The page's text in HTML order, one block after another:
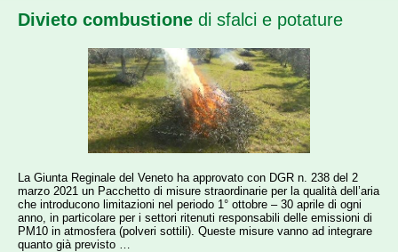
Divieto combustione di sfalci e potature
La Giunta Reginale del Veneto ha approvato con DGR n. 238 del 2
marzo 2021 un Pacchetto di misure straordinarie per la qualità dell’aria
che introducono limitazioni nel periodo 1° ottobre – 30 aprile di ogni
anno, in particolare per i settori ritenuti responsabili delle emissioni di
PM10 in atmosfera (polveri sottili). Queste misure vanno ad integrare
quanto già previsto …